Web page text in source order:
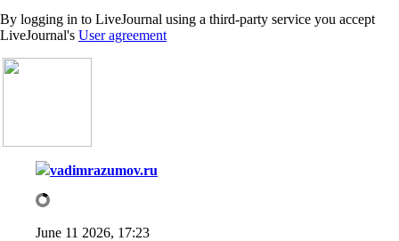
By logging in to LiveJournal using a third-party service you accept
LiveJournal's User agreement
vadimrazumov.ru
June 11 2026, 17:23